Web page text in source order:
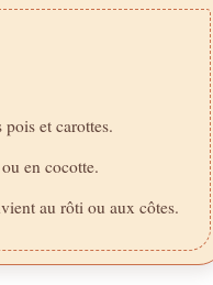
et carottes.
en cocotte.
au rôti ou aux côtes.